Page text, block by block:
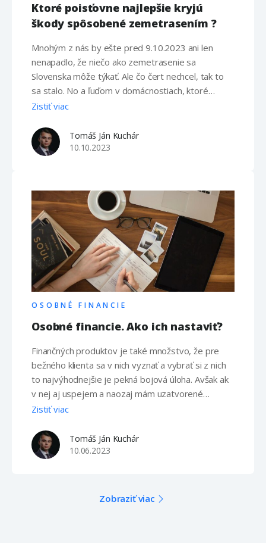
Ktoré poisťovne najlepšie kryjú
škody spôsobené zemetrasením ?
Mnohým z nás by ešte pred 9.10.2023 ani len
nenapadlo, že niečo ako zemetrasenie sa
Slovenska môže týkať. Ale čo čert nechcel, tak to
sa stalo. No a ľuďom v domácnostiach, ktoré
nemali poistenú svoju nehnuteľnosť alebo na
zemetrasenia ostali už len oči pre plač. Podľa akej
stupnice sa riadia poisťovne …
Zistiť viac
Tomáš Ján Kuchár
10.10.2023
OSOBNÉ FINANCIE
Osobné financie. Ako ich nastaviť?
Finančných produktov je také množstvo, že pre
bežného klienta sa v nich vyznať a vybrať si z nich
to najvýhodnejšie je pekná bojová úloha. Avšak ak
v nej aj uspejem a naozaj mám uzatvorené
napríklad to najvýhodnejšie poistenie alebo
financie zahojené. Medzi jednotlivými finančnými
produktmi je totižto mnoho vzájomných väzieb, na
Zistiť viac
Tomáš Ján Kuchár
10.06.2023
Zobraziť viac